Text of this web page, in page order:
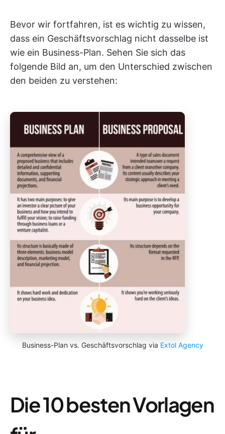
Bevor wir fortfahren, ist es wichtig zu wissen,
dass ein Geschäftsvorschlag nicht dasselbe ist
wie ein Business-Plan. Sehen Sie sich das
folgende Bild an, um den Unterschied zwischen
den beiden zu verstehen:
Business-Plan vs. Geschäftsvorschlag via Extol Agency
Die 10 besten Vorlagen